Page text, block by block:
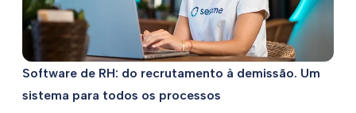
Software de RH: do recrutamento à demissão. Um
sistema para todos os processos